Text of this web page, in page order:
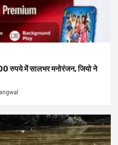
रुपये में सालभर मनोरंजन, जियो ने